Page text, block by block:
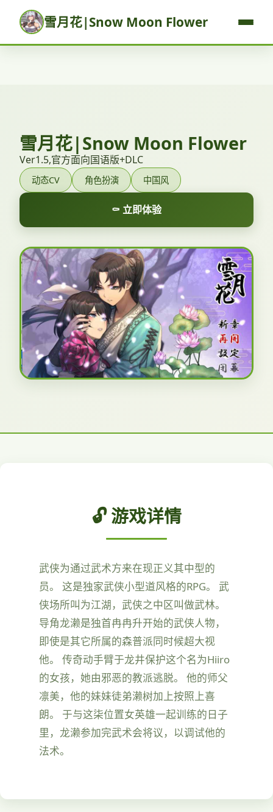
雪月花|Snow Moon Flower
雪月花|Snow Moon Flower
Ver1.5,官方面向国语版+DLC
动态CV 角色扮演 中国风
⚰️ 立即体验
🔓 游戏详情
武侠为通过武术方来在现正义其中型的
员。 这是独家武侠小型道风格的RPG。 武
侠场所叫为江湖，武侠之中区叫做武林。
导角龙濑是独首冉冉升开始的武侠人物，
即使是其它所属的森普派同时候超大视
他。 传奇动手臂于龙井保护这个名为Hiiro
的女孩，她由邪恶的教派逃脱。 他的师父
凛美，他的妹妹徒弟濑树加上按照上喜
朗。 于与这柒位置女英雄一起训练的日子
里，龙濑参加完武术会将议，以调试他的
法术。